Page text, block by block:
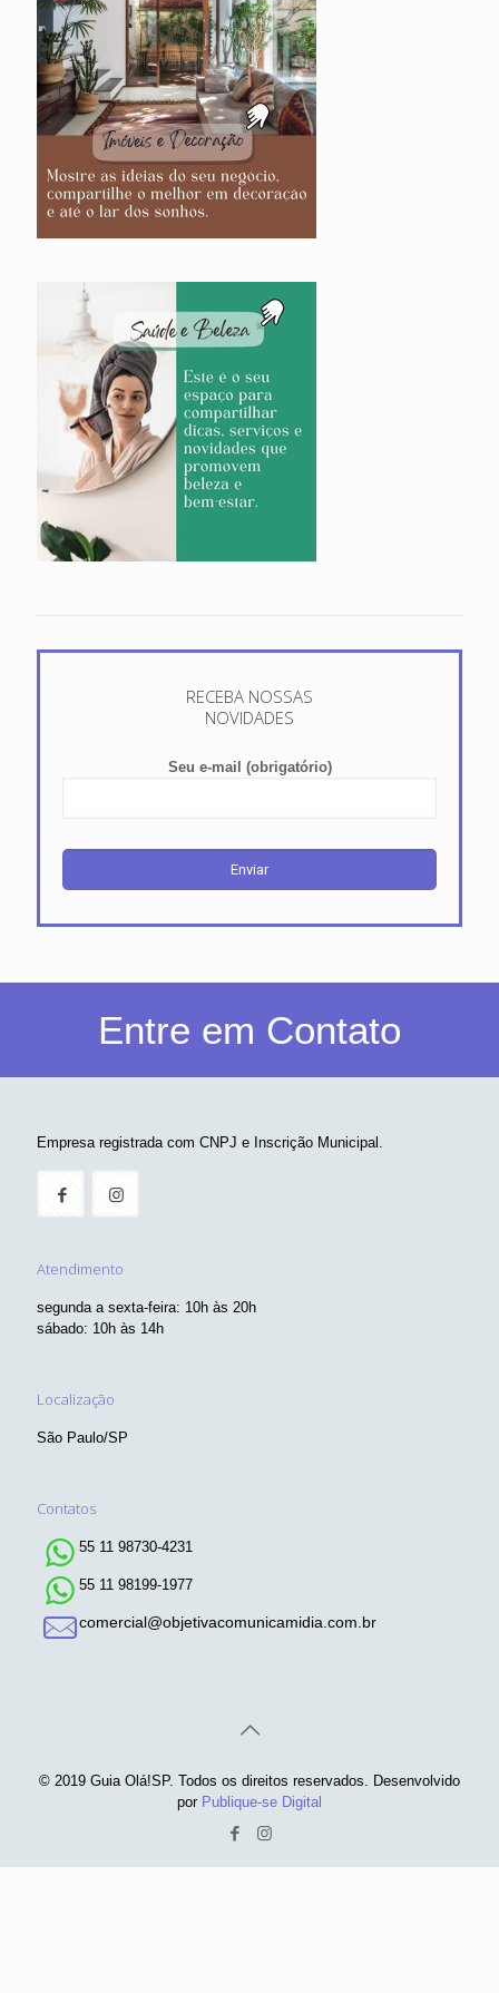
RECEBA NOSSAS
NOVIDADES
Seu e-mail (obrigatório)
Entre em Contato
Empresa registrada com CNPJ e Inscrição Municipal.
Atendimento
segunda a sexta-feira: 10h às 20h
sábado: 10h às 14h
Localização
São Paulo/SP
Contatos
55 11 98730-4231
55 11 98199-1977
comercial@objetivacomunicamidia.com.br
© 2019 Guia Olá!SP. Todos os direitos reservados. Desenvolvido
por Publique-se Digital